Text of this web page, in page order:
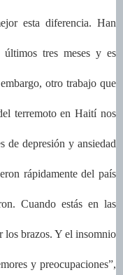
esta diferencia. Han
tres meses y es
otro trabajo que
terremoto en Haití nos
de depresión y ansiedad
rápidamente del país
Cuando estás en las
los brazos. Y el insomnio
y preocupaciones”,